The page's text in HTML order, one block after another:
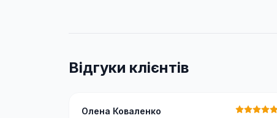
Відгуки клієнтів
Олена Коваленко